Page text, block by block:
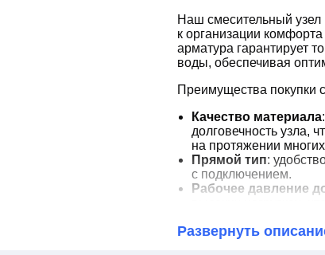
Наш смесительный
к организации
арматура гарантирует
воды, обеспечивая
Преимущества покупки
Качество материала
долговечность узла,
на протяжении многих
Прямой тип:
с подключением.
Рабочее давление
Диапазон шкалы
Развернуть